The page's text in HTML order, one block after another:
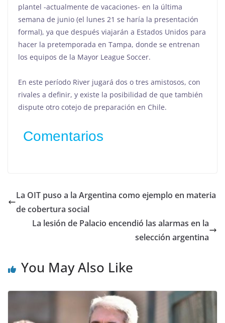
plantel -actualmente de vacaciones- en la última
semana de junio (el lunes 21 se haría la presentación
formal), ya que después viajarán a Estados Unidos para
hacer la pretemporada en Tampa, donde se entrenan
los equipos de la Mayor League Soccer.
En este período River jugará dos o tres amistosos, con
rivales a definir, y existe la posibilidad de que también
dispute otro cotejo de preparación en Chile.
Comentarios
La OIT puso a la Argentina como ejemplo en materia
de cobertura social
La lesión de Palacio encendió las alarmas en la
selección argentina
You May Also Like